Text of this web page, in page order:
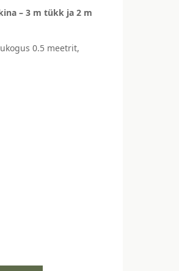
– 3 m tükk ja 2 m
0.5 meetrit,